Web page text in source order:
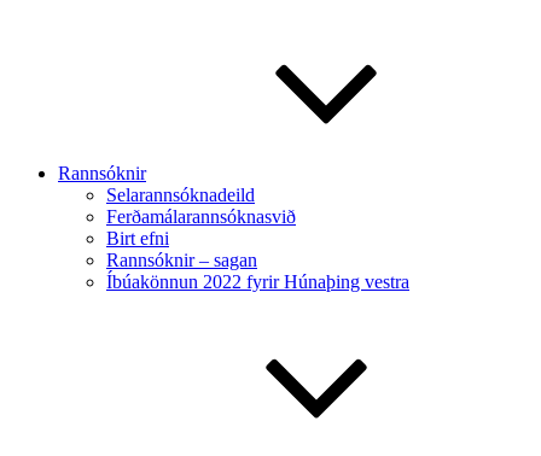
Rannsóknir
Selarannsóknadeild
Ferðamálarannsóknasvið
Birt efni
Rannsóknir – sagan
Íbúakönnun 2022 fyrir Húnaþing vestra